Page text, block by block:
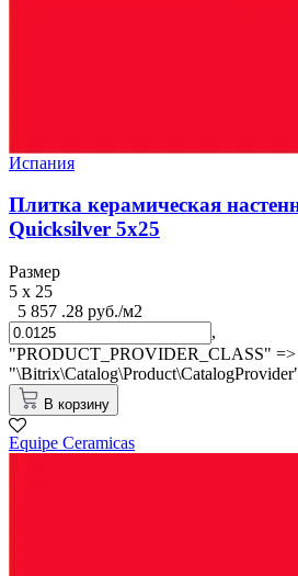
Испания
Плитка керамическая
Quicksilver 5х25
Размер
5 x 25
5 857 .28 руб./м2
,
"PRODUCT_PROVIDER_CLASS" =>
В корзину
Equipe Cerаmicas